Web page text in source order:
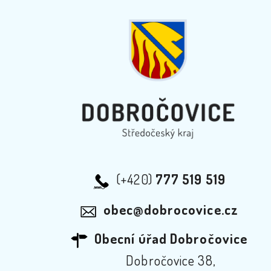
(+420) 777 519 519
obec@dobrocovice.cz
Obecní úřad Dobročovice
Dobročovice 38,